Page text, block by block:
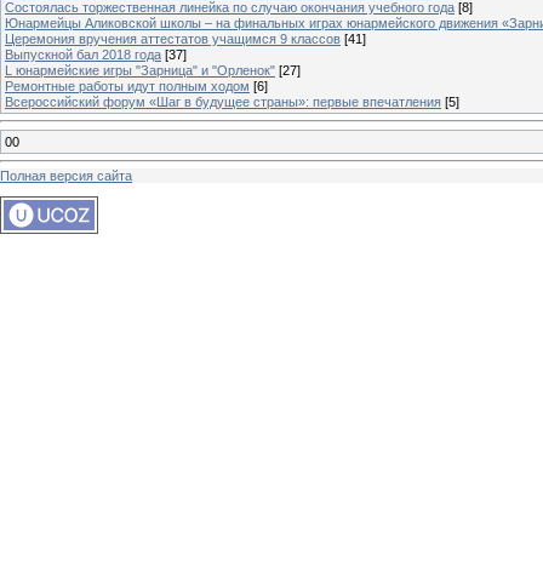
Cостоялась торжественная линейка по случаю окончания учебного года [8]
Юнармейцы Аликовской школы – на финальных играх юнармейского движения
Церемония вручения аттестатов учащимся 9 классов [41]
Выпускной бал 2018 года [37]
L юнармейские игры "Зарница" и "Орленок" [27]
Ремонтные работы идут полным ходом [6]
Всероссийский форум «Шаг в будущее страны»: первые впечатления [5]
00
Полная версия сайта